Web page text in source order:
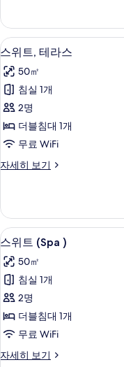
진
모
두
보
기
트
윈
룸
세
히
보
기
스
위
트,
테
라
스
진
두
보
기
5
스위트, 테라스
50㎡
침실 1개
2명
더블침대 1개
무료 WiFi
자세히 보기
스
라
스
자
히
보
기
스
위
트
(Spa
)
사
진
모
7
스위트 (Spa )
50㎡
침실 1개
2명
더블침대 1개
무료 WiFi
자세히 보기
스